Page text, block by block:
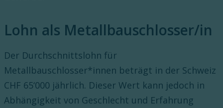
Lohn als Metallbauschlosser/in
Der Durchschnittslohn für
Metallbauschlosser*innen beträgt in der Schweiz
CHF 65‘000 jährlich. Dieser Wert kann jedoch in
Abhängigkeit von Geschlecht und Erfahrung